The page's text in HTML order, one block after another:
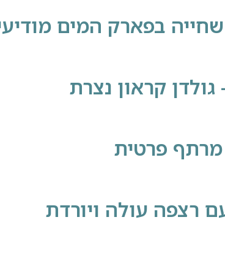
שחייה בפארק המים
קראון נצרת
פרטית
רצפה עולה ויורדת